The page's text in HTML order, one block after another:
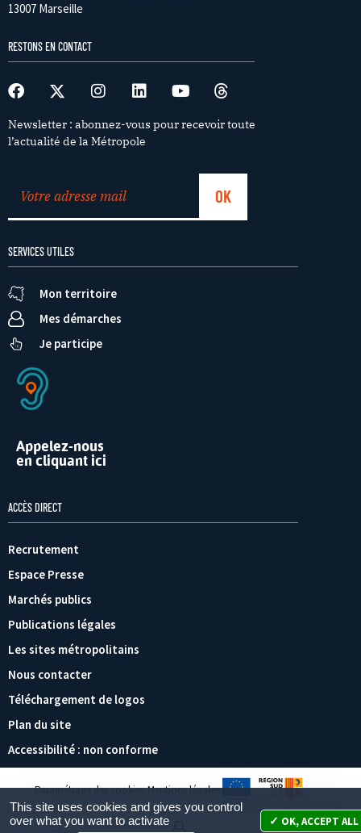
13007 Marseille
RESTONS EN CONTACT
Newsletter : abonnez-vous pour recevoir toute
l’actualité de la Métropole
SERVICES UTILES
Mon territoire
Mes démarches
Je participe
Appelez-nous
en cliquant ici
ACCÈS DIRECT
Recrutement
Espace Presse
Marchés publics
Publications légales
Les sites métropolitains
Nous contacter
Téléchargement de logos
Plan du site
Accessibilité : non conforme
Paramétrage des cookies Mentions légales
This site uses cookies and gives you control
over what you want to activate
OK, ACCEPT ALL